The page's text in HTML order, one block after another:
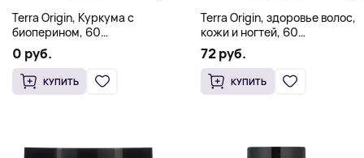
Terra Origin, Куркума с
биоперином, 60
растительных капсул
0 руб.
КУПИТЬ
Terra Origin, здоровье волос,
кожи и ногтей, 60
вегетарианских капсул
72 руб.
КУПИТЬ